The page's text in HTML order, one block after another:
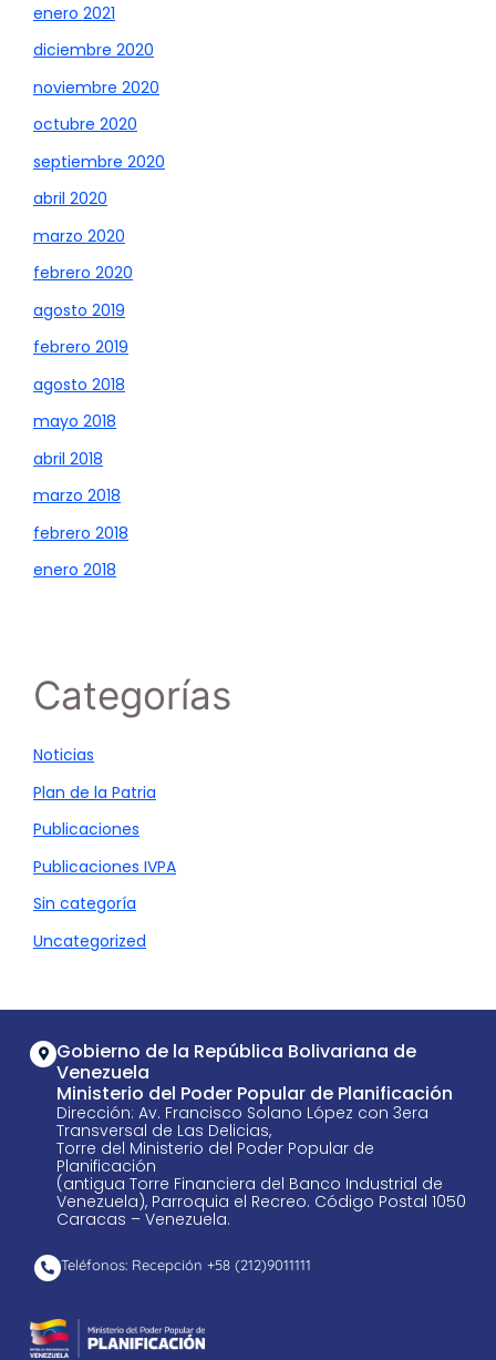
enero 2021
diciembre 2020
noviembre 2020
octubre 2020
septiembre 2020
abril 2020
marzo 2020
febrero 2020
agosto 2019
febrero 2019
agosto 2018
mayo 2018
abril 2018
marzo 2018
febrero 2018
enero 2018
Categorías
Noticias
Plan de la Patria
Publicaciones
Publicaciones IVPA
Sin categoría
Uncategorized
Gobierno de la República Bolivariana de
Venezuela
Ministerio del Poder Popular de Planificación
Dirección: Av. Francisco Solano López con 3era
Transversal de Las Delicias,
Torre del Ministerio del Poder Popular de
Planificación
(antigua Torre Financiera del Banco Industrial de
Venezuela), Parroquia el Recreo. Código Postal 1050
Caracas – Venezuela.
Teléfonos: Recepción +58 ​(212)9011111